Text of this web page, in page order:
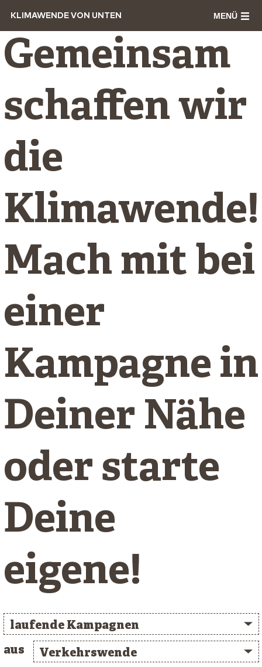
KLIMAWENDE VON UNTEN MENÜ
Gemeinsam
schaffen wir
die
Klimawende!
Mach mit bei
einer
Kampagne in
Deiner Nähe
oder starte
Deine
eigene!
laufende Kampagnen
aus
Verkehrswende